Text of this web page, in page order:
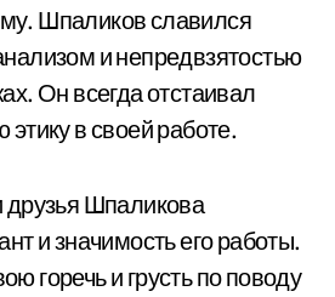
Шпаликов славился
и непредвзятостью
Он всегда отстаивал
в своей работе.
друзья Шпаликова
и значимость его работы.
горечь и грусть по поводу